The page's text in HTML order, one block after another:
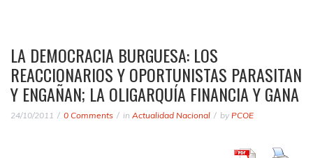
LA DEMOCRACIA BURGUESA: LOS
REACCIONARIOS Y OPORTUNISTAS PARASITAN
Y ENGAÑAN; LA OLIGARQUÍA FINANCIA Y GANA
24/10/2011 0 Comments in Actualidad Nacional by PCOE